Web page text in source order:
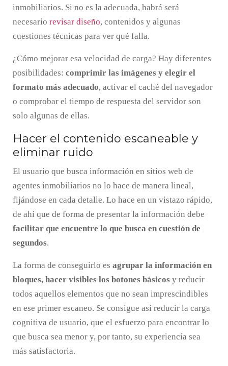
inmobiliarios. Si no es la adecuada, habrá será
necesario revisar diseño, contenidos y algunas
cuestiones técnicas para ver qué falla.
¿Cómo mejorar esa velocidad de carga? Hay diferentes
posibilidades: comprimir las imágenes y elegir el
formato más adecuado, activar el caché del navegador
o comprobar el tiempo de respuesta del servidor son
solo algunas de ellas.
Hacer el contenido escaneable y
eliminar ruido
El usuario que busca información en sitios web de
agentes inmobiliarios no lo hace de manera lineal,
fijándose en cada detalle. Lo hace en un vistazo rápido,
de ahí que de forma de presentar la información debe
facilitar que encuentre lo que busca en cuestión de
segundos.
La forma de conseguirlo es agrupar la información en
bloques, hacer visibles los botones básicos y reducir
todos aquellos elementos que no sean imprescindibles
en ese primer escaneo. Se consigue así reducir la carga
cognitiva de usuario, que el esfuerzo para encontrar lo
que busca sea menor y, por tanto, su experiencia sea
más satisfactoria.